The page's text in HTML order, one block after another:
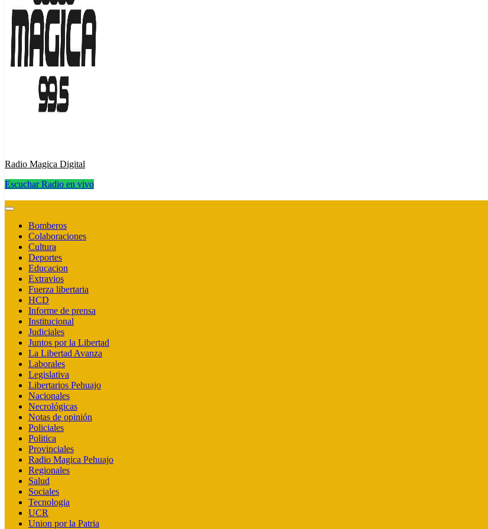
Radio Magica Digital
Escuchar Radio en vivo
Bomberos
Colaboraciones
Cultura
Deportes
Educacion
Extravios
Fuerza libertaria
HCD
Informe de prensa
Institucional
Judiciales
Juntos por la Libertad
La Libertad Avanza
Laborales
Legislativa
Libertarios Pehuajo
Nacionales
Necrológicas
Notas de opinión
Policiales
Politica
Provinciales
Radio Magica Pehuajo
Regionales
Salud
Sociales
Tecnologia
UCR
Union por la Patria